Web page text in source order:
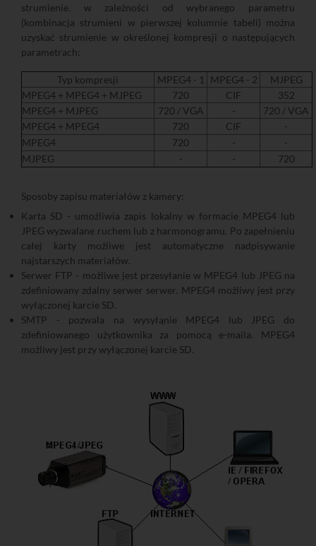
strumienie. w zależności od wybranego parametru
(kombinacja strumieni w pierwszej kolumnie tabeli) można
uzyskać strumienie w określonej kompresji o następujących
parametrach:
Typ kompresji MPEG4 - 1 MPEG4 - 2
MJPEG
MPEG4 + MPEG4 + MJPEG
720 CIF
352
MPEG4 + MJPEG
720 / VGA -
720 / VGA
MPEG4 + MPEG4
720 CIF
-
MPEG4
720 -
-
MJPEG
- - 720
Sposoby zapisu materiałów z kamery:
Karta SD - umożliwia zapis lokalny w formacie MPEG4 lub
JPEG wyzwalane ruchem lub z harmonogramu. Po zapełnieniu
całej karty możliwe jest automatyczne nadpisywanie
najstarszych materiałów.
Serwer FTP - możliwe jest przesyłanie w MPEG4 lub JPEG na
zdefiniowany zdalny serwer serwer. MPEG4 możliwy jest przy
wyłączonej karcie SD.
SMTP - pozwala na wysyłąnie MPEG4 lub JPEG do
zdefiniowanego użytkownika za pomocą e-maila. MPEG4
możliwy jest przy wyłączonej karcie SD.